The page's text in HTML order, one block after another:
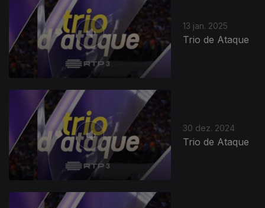
13 jan. 2025
Trio de Ataque
30 dez. 2024
Trio de Ataque